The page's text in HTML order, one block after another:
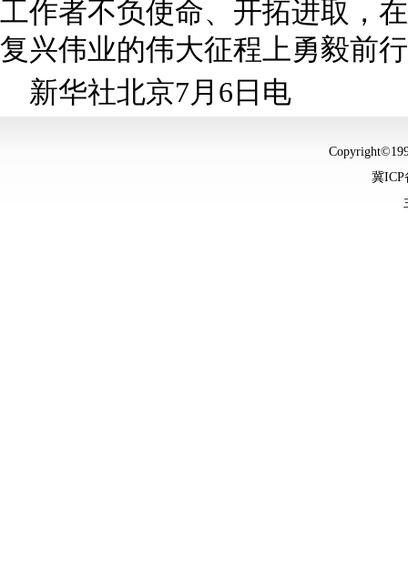
工作者不负使命、开拓进取，
复兴伟业的伟大征程上勇毅前
新华社北京7月6日电
冀ICP